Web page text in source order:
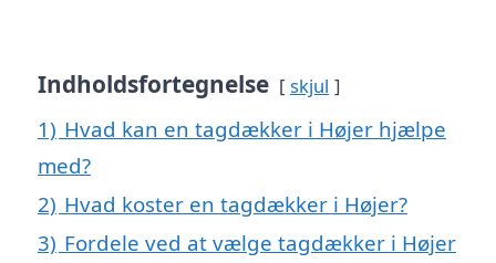
Indholdsfortegnelse skjul
1) Hvad kan en tagdækker i Højer hjælpe
med?
2) Hvad koster en tagdækker i Højer?
3) Fordele ved at vælge tagdækker i Højer